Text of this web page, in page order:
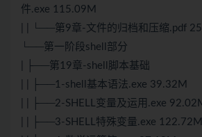
件.exe 115.09M
| | └──第9章-文件的归档和压缩.pdf
└──第一阶段shell部分
| ├──第19章-shell脚本基础
| | ├──1-shell基本语法.exe 39.32M
| | ├──2-SHELL变量及运用.exe
| | ├──3-SHELL特殊变量.exe 122.72M